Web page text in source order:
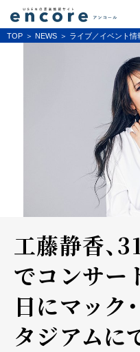
TOP NEWS ライブ／イベント情
工藤静香、
でコンサー
日にマック
タジアムに